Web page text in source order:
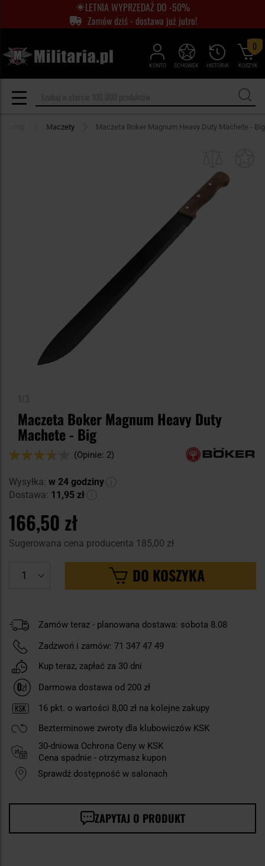
LETNIA WYPRZEDAŻ DO -50%
Zamów dziś - dostawa już jutro!
KONTO HISTORIA
SCHOWEK KOSZYK
0
Maczety Maczeta Boker Magnum Heavy Duty Machete - Big
Maczeta Boker Magnum Heavy Duty
Machete - Big
Ocena:
(Opinie: 2)
Wysyłka: w 24 godziny
Dostawa: 11,95 zł
166,50 zł
Sugerowana cena producenta 185,00 zł
DO KOSZYKA
Zamów teraz - planowana dostawa: sobota 8.08
Zadzwoń i zamów: 71 347 47 49
Kup teraz, zapłać za 30 dni
Darmowa dostawa od 200 zł
16 pkt. o wartości 8,00 zł na kolejne zakupy
Bezterminowe zwroty dla klubowiczów KSK
30-dniowa Ochrona Ceny w KSK
Cena spadnie - otrzymasz kupon
Sprawdź dostępność w salonach
ZAPYTAJ O PRODUKT